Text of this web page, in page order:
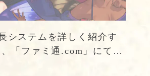
システムを詳しく紹介す
「ファミ通.com」にて紹